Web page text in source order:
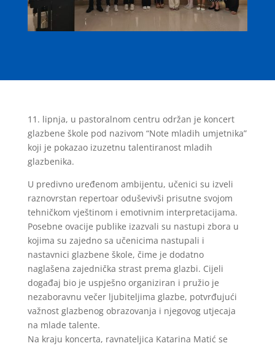
11. lipnja, u pastoralnom centru održan je koncert
glazbene škole pod nazivom “Note mladih umjetnika”
koji je pokazao izuzetnu talentiranost mladih
glazbenika.
U predivno uređenom ambijentu, učenici su izveli
raznovrstan repertoar oduševivši prisutne svojom
tehničkom vještinom i emotivnim interpretacijama.
Posebne ovacije publike izazvali su nastupi zbora u
kojima su zajedno sa učenicima nastupali i
nastavnici glazbene škole, čime je dodatno
naglašena zajednička strast prema glazbi. Cijeli
događaj bio je uspješno organiziran i pružio je
nezaboravnu večer ljubiteljima glazbe, potvrđujući
važnost glazbenog obrazovanja i njegovog utjecaja
na mlade talente.
Na kraju koncerta, ravnateljica Katarina Matić se